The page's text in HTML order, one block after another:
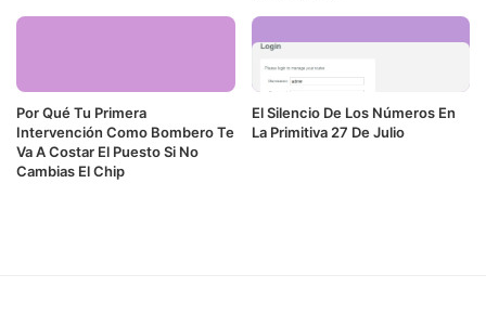
Por Qué Tu Primera
Intervención Como Bombero Te
Va A Costar El Puesto Si No
Cambias El Chip
El Silencio De Los Números En
La Primitiva 27 De Julio